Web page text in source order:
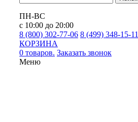
ПН-ВС
с 10:00 до 20:00
8 (800) 302-77-06 8 (499) 348-15-11
КОРЗИНА
0 товаров. Заказать звонок
Меню